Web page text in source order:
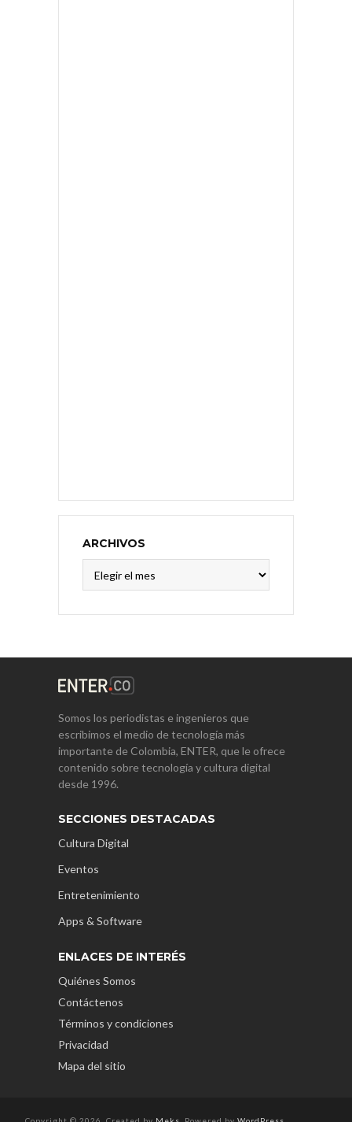
ARCHIVOS
Somos los periodistas e ingenieros que
escribimos el medio de tecnología más
importante de Colombia, ENTER, que le ofrece
contenido sobre tecnología y cultura digital
desde 1996.
SECCIONES DESTACADAS
Cultura Digital
Eventos
Entretenimiento
Apps & Software
ENLACES DE INTERÉS
Quiénes Somos
Contáctenos
Términos y condiciones
Privacidad
Mapa del sitio